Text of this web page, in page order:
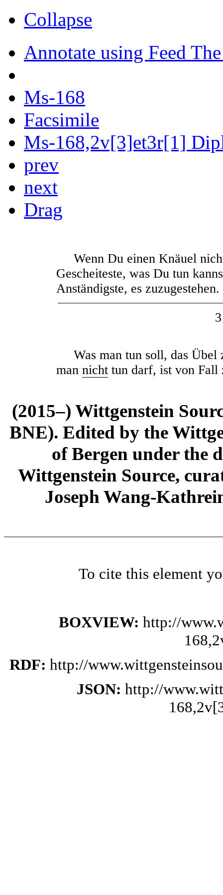
Collapse
Annotate using Feed
Ms-168
Facsimile
Ms-168,2v[3]et3r[1]
prev
next
Drag
Wenn Du einen Knäuel
Gescheiteste, was Du tun
Anständigste, es
3
Was man tun soll, das Übel
man nicht tun darf, ist von Fall
(2015–) Wittgenstein
BNE). Edited by the
of Bergen under the
Wittgenstein Source,
Joseph Wang-
To cite this element
BOXVIEW: http://
RDF: http://
JSON: http://